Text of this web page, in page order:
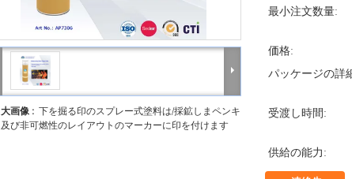
大画像 : 下を掘る印のスプレー式塗料は/採鉱しまペンキ
及び非可燃性のレイアウトのマーカーに印を付けます
最小注文数量:
価格:
パッケージの詳
受渡し時間:
供給の能力: